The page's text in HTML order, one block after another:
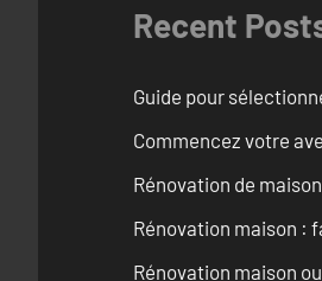
Recent
Guide pour
Commencez votre
Rénovation de
Rénovation maison :
Rénovation maison